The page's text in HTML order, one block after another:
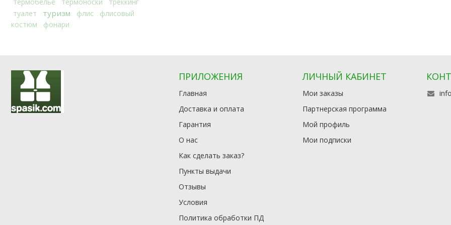
туалет
туризм флис
флисовый
костюм
фонари
ПРИЛОЖЕНИЯ
Главная
Доставка и оплата
Гарантия
О нас
Как сделать заказ?
Пункты выдачи
Отзывы
Условия
Политика обработки ПД
ЛИЧНЫЙ КАБИНЕТ
Мои заказы
Партнерская программа
Мой профиль
Мои подписки